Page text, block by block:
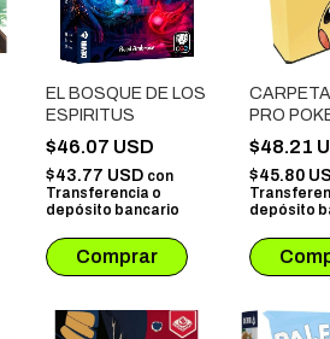
EL BOSQUE DE LOS
ESPIRITUS
$46.07 USD
$43.77 USD con
Transferencia o
depósito bancario
PRO
PIKACHU
$48.21
$45.80
depósito